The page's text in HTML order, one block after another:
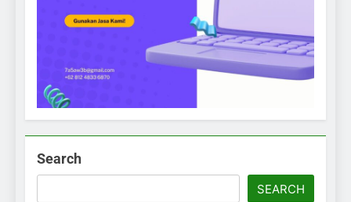
Search
SEARCH